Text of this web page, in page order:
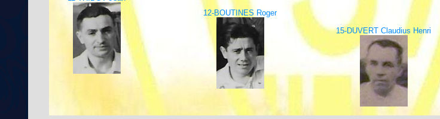
12-BOUTINES Roger
15-DUVERT Claudius Henri